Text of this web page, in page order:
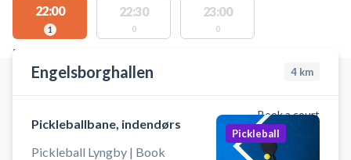
22:00
1
22:30
0
23:00
0
FACILITIES WITH AVAILABLE ACTIVITIES
Engelsborghallen 4 km
Book a court
Pickleballbane, indendørs
Pickleball Lyngby | Book
Pickleball